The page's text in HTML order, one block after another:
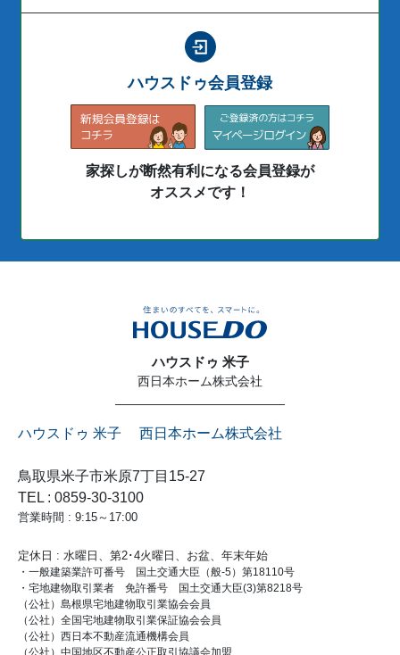
ハウスドゥ会員登録
家探しが断然有利になる会員登録が
オススメです！
ハウスドゥ 米子
西日本ホーム株式会社
ハウスドゥ 米子 西日本ホーム株式会社
鳥取県米子市米原7丁目15-27
TEL : 0859-30-3100
営業時間 : 9:15～17:00
定休日 : 水曜日、第2･4火曜日、お盆、年末年始
・一般建築業許可番号 国土交通大臣（般-5）第18110号
・宅地建物取引業者 免許番号 国土交通大臣(3)第8218号
（公社）島根県宅地建物取引業協会会員
（公社）全国宅地建物取引業保証協会会員
（公社）西日本不動産流通機構会員
（公社）中国地区不動産公正取引協議会加盟